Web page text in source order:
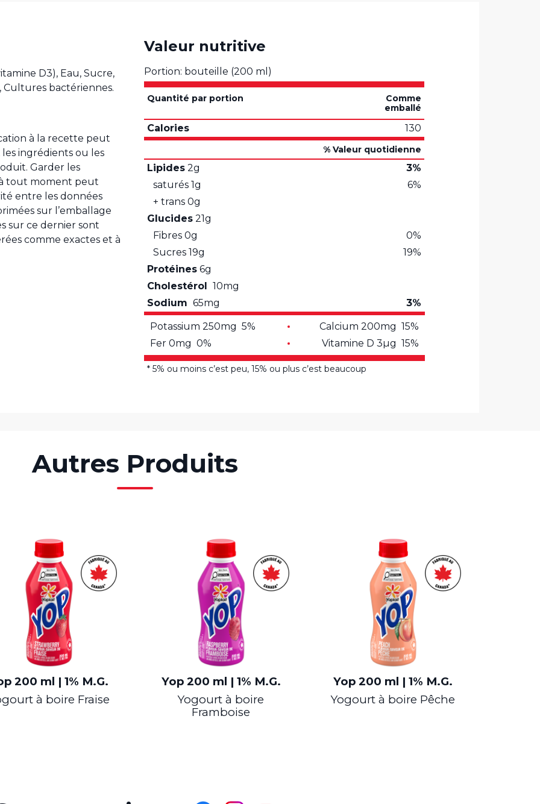
D3), Eau, Sucre,
bactériennes.
à la recette peut
ingrédients ou les
Garder les
tout moment peut
entre les données
sur l’emballage
sur ce dernier sont
comme exactes et à
Valeur nutritive
Portion: bouteille (200 ml)
Quantité par portion
Comme
emballé
Calories 130
% Valeur quotidienne
Lipides 2g
3%
saturés 1g
6%
+ trans 0g
Glucides 21g
Fibres 0g
0%
Sucres 19g
19%
Protéines 6g
Cholestérol
10mg
Sodium 65mg 3%
Potassium 250mg 5%
Calcium 200mg 15%
Fer 0mg 0%
Vitamine D 3µg 15%
* 5% ou moins c’est peu, 15% ou plus c’est beaucoup
Autres Produits
200 ml | 1% M.G.
à boire Fraise
Yop 200 ml | 1% M.G.
Yogourt à boire
Framboise
Yop 200 ml | 1% M.G.
Yogourt à boire Pêche